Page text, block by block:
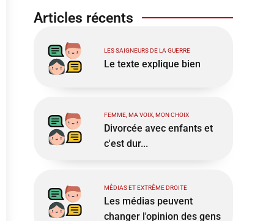
Articles récents
LES SAIGNEURS DE LA GUERRE
Le texte explique bien
FEMME, MA VOIX, MON CHOIX
Divorcée avec enfants et
c'est dur...
MÉDIAS ET EXTRÊME DROITE
Les médias peuvent
changer l'opinion des gens